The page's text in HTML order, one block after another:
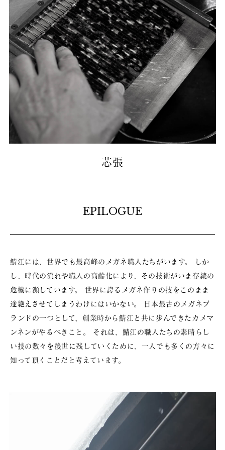
芯張
EPILOGUE
鯖江には、世界でも最高峰のメガネ職人たちがいます。
しか
し、時代の流れや職人の高齢化により、その技術がいま存続の
危機に瀕しています。
世界に誇るメガネ作りの技をこのまま
途絶えさせてしまうわけにはいかない。
日本最古のメガネブ
ランドの一つとして、創業時から鯖江と共に歩んできたカメマ
ンネンがやるべきこと。
それは、鯖江の職人たちの素晴らし
い技の数々を後世に残していくために、一人でも多くの方々に
知って頂くことだと考えています。